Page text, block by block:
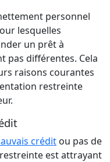
personnel
lesquelles
un prêt à
pas différentes. Cela
raisons courantes
restreinte
crédit ou pas de
est attrayant